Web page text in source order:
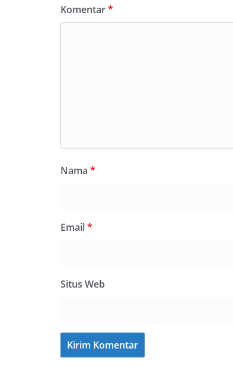
Komentar*
Nama *
Email*
Situs Web